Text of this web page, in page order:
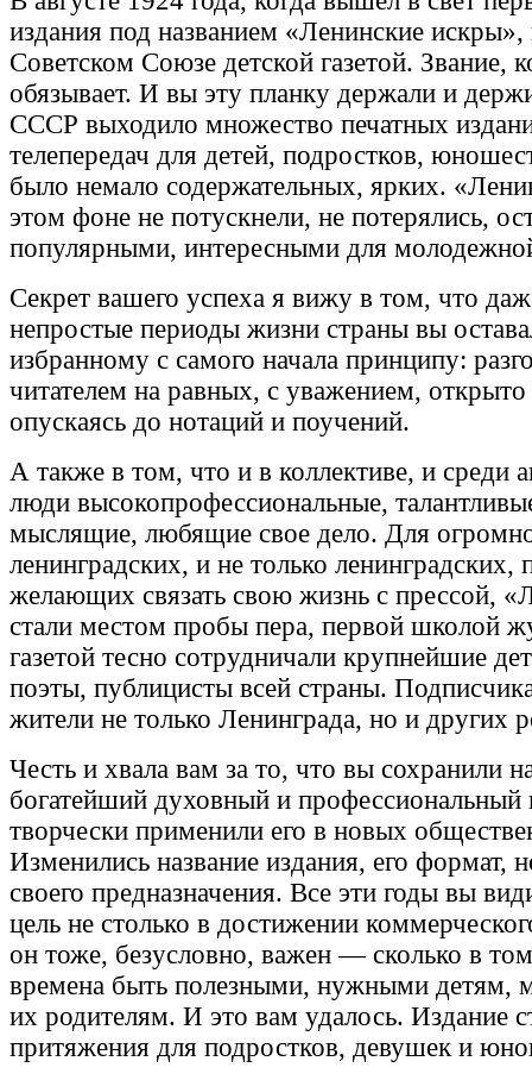
издания под названием «Ленинские
Советском Союзе детской газетой. Звание,
обязывает. И вы эту планку держали и
СССР выходило множество печатных
телепередач для детей, подростков,
было немало содержательных, ярких.
этом фоне не потускнели, не потерялись,
популярными, интересными для
Секрет вашего успеха я вижу в том, что
непростые периоды жизни страны вы
избранному с самого начала принципу:
читателем на равных, с уважением,
опускаясь до нотаций и поучений.
А также в том, что и в коллективе, и среди
люди высокопрофессиональные,
мыслящие, любящие свое дело. Для
ленинградских, и не только ленинградских,
желающих связать свою жизнь с прессой,
стали местом пробы пера, первой школой
газетой тесно сотрудничали крупнейшие
поэты, публицисты всей страны.
жители не только Ленинграда, но и других
Честь и хвала вам за то, что вы сохранили
богатейший духовный и профессиональный
творчески применили его в новых
Изменились название издания, его формат,
своего предназначения. Все эти годы вы
цель не столько в достижении
он тоже, безусловно, важен — сколько в
времена быть полезными, нужными детям,
их родителям. И это вам удалось. Издание
притяжения для подростков, девушек и